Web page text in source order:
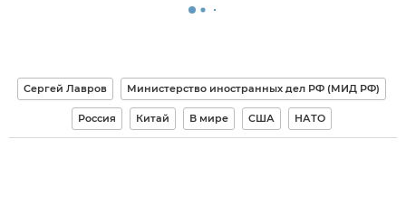
Сергей Лавров Министерство иностранных дел РФ (МИД РФ)
Россия Китай В мире США НАТО